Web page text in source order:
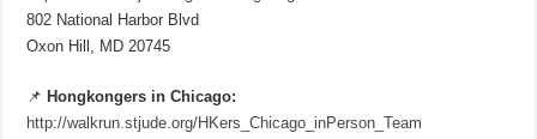
802 National Harbor Blvd
Oxon Hill, MD 20745
📌 Hongkongers in Chicago:
http://walkrun.stjude.org/HKers_Chicago_inPerson_Team